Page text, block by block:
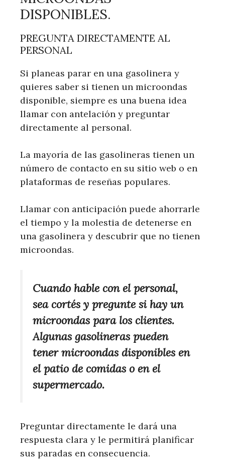
DISPONIBLES.
PREGUNTA DIRECTAMENTE AL
PERSONAL
Si planeas parar en una gasolinera y
quieres saber si tienen un microondas
disponible, siempre es una buena idea
llamar con antelación y preguntar
directamente al personal.
La mayoría de las gasolineras tienen un
número de contacto en su sitio web o en
plataformas de reseñas populares.
Llamar con anticipación puede ahorrarle
el tiempo y la molestia de detenerse en
una gasolinera y descubrir que no tienen
microondas.
Cuando hable con el personal,
sea cortés y pregunte si hay un
microondas para los clientes.
Algunas gasolineras pueden
tener microondas disponibles en
el patio de comidas o en el
supermercado.
Preguntar directamente le dará una
respuesta clara y le permitirá planificar
sus paradas en consecuencia.